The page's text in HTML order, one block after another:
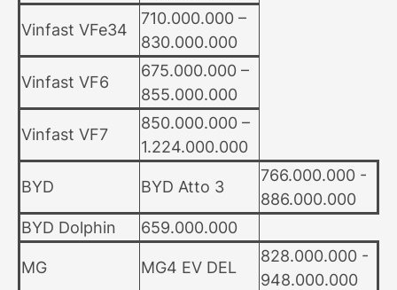
Vinfast VFe34
710.000.000 –
830.000.000
Vinfast VF6
675.000.000 –
855.000.000
Vinfast VF7
850.000.000 –
1.224.000.000
BYD BYD Atto 3
766.000.000 -
886.000.000
BYD Dolphin
659.000.000
MG MG4 EV DEL
828.000.000 -
948.000.000